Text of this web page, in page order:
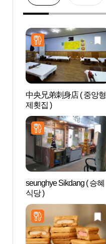
中央兄弟刺身店 ( 중앙형
제횟집 )
seunghye Sikdang ( 승혜
식당 )